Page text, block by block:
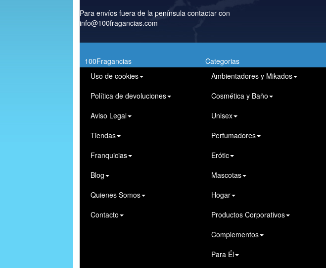
Para envíos fuera de la península contactar con
info@100fragancias.com
100Fragancias
Uso de cookies
Política de devoluciones
Aviso Legal
Tiendas
Franquicias
Blog
Quienes Somos
Contacto
Categorias
Ambientadores y Mikados
Cosmética y Baño
Unisex
Perfumadores
Erótic
Mascotas
Hogar
Productos Corporativos
Complementos
Para Él